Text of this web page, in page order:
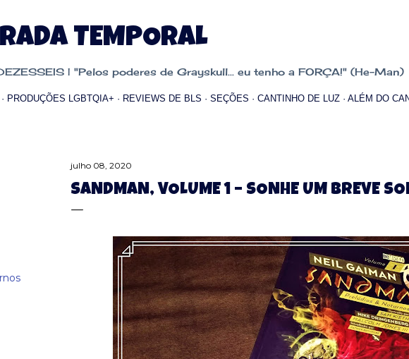
TEMPORAL
| "Pelos poderes de Grayskull... eu tenho a FORÇA!" (He-Man)
PRODUÇÕES LGBTQIA+ REVIEWS DE BLS SEÇÕES CANTINHO DE LUZ ALÉM DO
julho 08, 2020
SANDMAN, VOLUME 1 – SONHE UM BREVE